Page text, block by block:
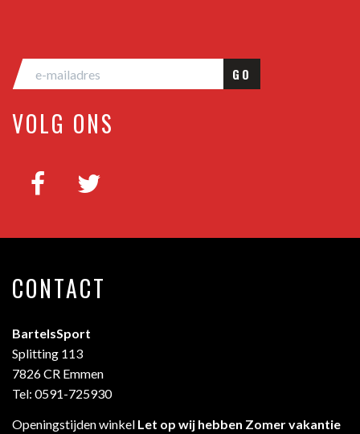
GO
VOLG ONS
CONTACT
BartelsSport
Splitting 113
7826 CR Emmen
Tel: 0591-725930
Openingstijden winkel Let op wij hebben Zomer vakantie